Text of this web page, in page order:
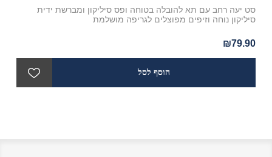
סט יעה רחב עם תא להובלה בטוחה ופס סיליקון ומברשת ידית
סיליקון נוחה וזיפים מפוצלים לגריפה מושלמת
₪79.90